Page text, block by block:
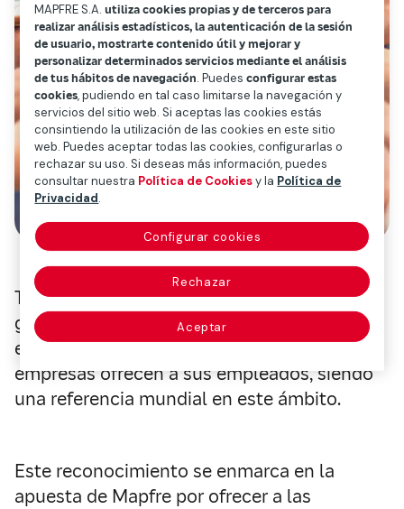
Top Employers Institute certifica de forma
global, en base a una metodología propia, la
excelencia en las condiciones que las
empresas ofrecen a sus empleados, siendo
una referencia mundial en este ámbito.
Este reconocimiento se enmarca en la
apuesta de Mapfre por ofrecer a las
MAPFRE S.A.utiliza cookies propias y de terceros para
realizar análisis estadísticos, la autenticación de la sesión
de usuario, mostrarte contenido útil y mejorar y
personalizar determinados servicios mediante el análisis
de tus hábitos de navegación. Puedesconfigurar estas
cookies, pudiendo en tal caso limitarse la navegación y
servicios del sitio web. Si aceptas las cookies estás
consintiendo la utilización de las cookies en este sitio
web. Puedes aceptar todas las cookies, configurarlas o
rechazar su uso. Si deseas más información, puedes
consultar nuestra Política de Cookiesy la Política de
Privacidad.
Configurar cookies
Rechazar
Aceptar